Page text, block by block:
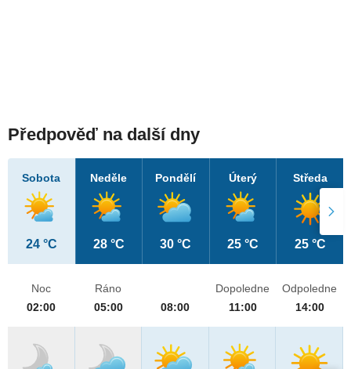
Předpověď na další dny
Sobota
24 °C
Neděle
28 °C
Pondělí
30 °C
Úterý
25 °C
Středa
25 °C
Noc
02:00
Ráno
05:00
08:00
Dopoledne
11:00
Odpoledne
14:00